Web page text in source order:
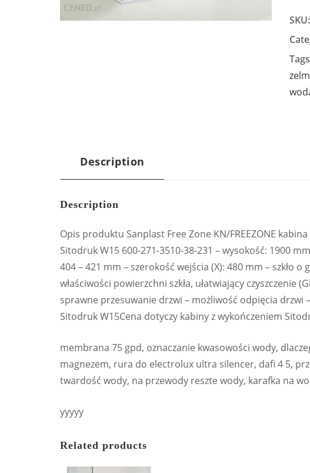
SKU:
Description
Description
Opis produktu Sanplast Free Zone KN/FREEZONE
Sitodruk W15 600-271-3510-38-231 – wysokość: 1900
404 – 421 mm – szerokość wejścia (X): 480 mm – szkło
właściwości powierzchni szkła, ułatwiający czyszczenie
sprawne przesuwanie drzwi – możliwość odpięcia drzwi
Sitodruk W15Cena dotyczy kabiny z wykończeniem
membrana 75 gpd, oznaczanie kwasowości wody,
magnezem, rura do electrolux ultra silencer, dafi 4 5,
twardość wody, na przewody reszte wody, karafka na
yyyyy
Related products